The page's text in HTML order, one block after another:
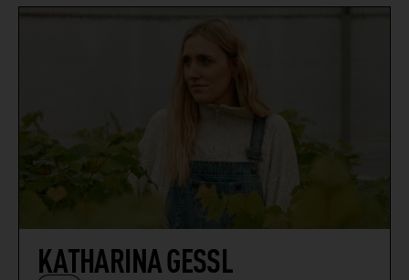
KATHARINA GESSL